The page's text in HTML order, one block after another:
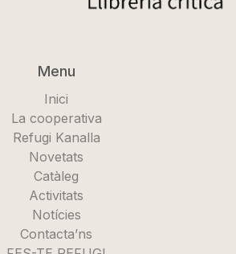
Menu
Inici
La cooperativa
Refugi Kanalla
Novetats
Catàleg
Activitats
Notícies
Contacta’ns